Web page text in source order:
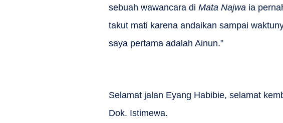
sebuah wawancara di Mata Najwa ia
takut mati karena andaikan sampai
saya pertama adalah Ainun.”
Selamat jalan Eyang Habibie, selamat
Dok. Istimewa.